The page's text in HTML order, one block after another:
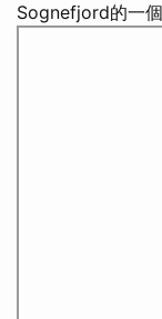
Sognefjord的一